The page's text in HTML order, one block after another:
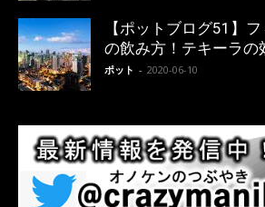
【ポットブログ51】
の飲み方！テキーラの
ポット - 2020-06-10